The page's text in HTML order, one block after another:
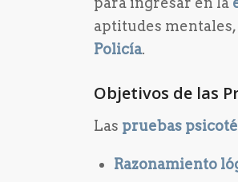
aptitudes
Policía.
Objetivos de las
Las pruebas
Razonamiento